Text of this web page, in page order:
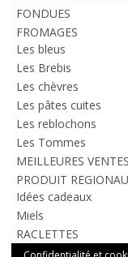
FONDUES
FROMAGES
Les bleus
Les Brebis
Les chèvres
Les pâtes cuites
Les reblochons
Les Tommes
MEILLEURES VENTES
PRODUIT
Idées cadeaux
Miels
RACLETTES
TOUS LES PRODUITS